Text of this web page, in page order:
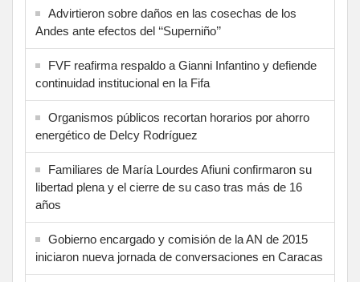
Advirtieron sobre daños en las cosechas de los
Andes ante efectos del ‘‘Superniño’’
FVF reafirma respaldo a Gianni Infantino y defiende
continuidad institucional en la Fifa
Organismos públicos recortan horarios por ahorro
energético de Delcy Rodríguez
Familiares de María Lourdes Afiuni confirmaron su
libertad plena y el cierre de su caso tras más de 16
años
Gobierno encargado y comisión de la AN de 2015
iniciaron nueva jornada de conversaciones en Caracas